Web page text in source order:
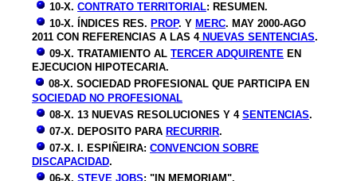
10-X. CONTRATO TERRITORIAL: RESUMEN.
10-X. ÍNDICES RES. PROP. Y MERC. MAY 2000-AGO
2011 CON REFERENCIAS A LAS 4NUEVAS SENTENCIAS.
09-X. TRATAMIENTO AL TERCER ADQUIRENTE EN
EJECUCION HIPOTECARIA.
08-X. SOCIEDAD PROFESIONAL QUE PARTICIPA EN
SOCIEDAD NO PROFESIONAL
08-X. 13 NUEVAS RESOLUCIONES Y 4 SENTENCIAS.
07-X. DEPOSITO PARA RECURRIR.
07-X. I. ESPIÑEIRA: CONVENCION SOBRE
DISCAPACIDAD.
06-X. STEVE JOBS: "IN MEMORIAM".